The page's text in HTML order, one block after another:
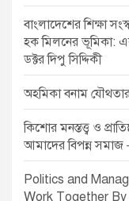
বাংলাদেশের শিক্ষা
হক মিলনের ভূমিকা:
ডক্টর দিপু সিদ্দিকী
অহমিকা বনাম যৌথতার
কিশোর মনস্তত্ত্ব ও
আমাদের বিপন্ন সমাজ
Politics and
Work Together